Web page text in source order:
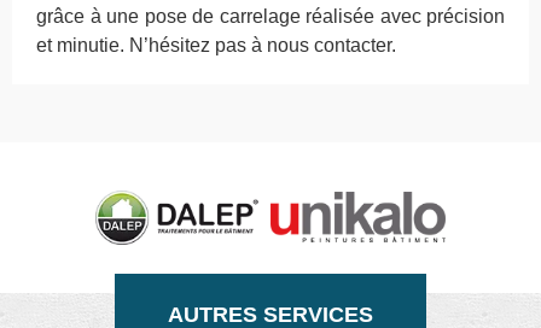
grâce à une pose de carrelage réalisée avec précision
et minutie. N’hésitez pas à nous contacter.
AUTRES SERVICES